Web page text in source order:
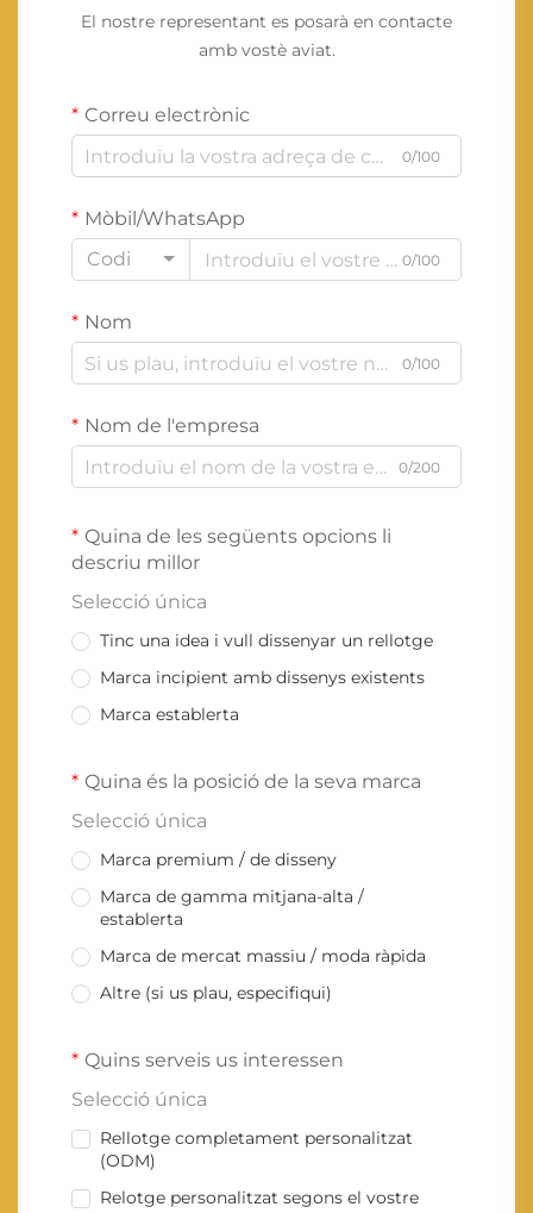
El nostre representant es posarà en contacte
amb vostè aviat.
Correu electrònic
0/100
Mòbil/WhatsApp
Codi
0/100
Nom
0/100
Nom de l'empresa
0/200
Quina de les següents opcions li
descriu millor
Selecció única
Tinc una idea i vull dissenyar un rellotge
Marca incipient amb dissenys existents
Marca establerta
Quina és la posició de la seva marca
Selecció única
Marca premium / de disseny
Marca de gamma mitjana-alta /
establerta
Marca de mercat massiu / moda ràpida
Altre (si us plau, especifiqui)
Quins serveis us interessen
Selecció única
Rellotge completament personalitzat
(ODM)
Relotge personalitzat segons el vostre